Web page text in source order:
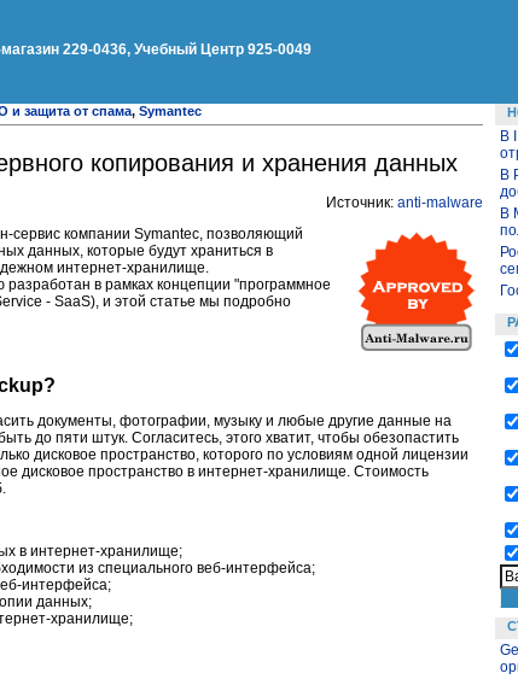
229-0436, Учебный Центр 925-0049
и защита от спама, Symantec
копирования и хранения данных
Источник: anti-malware
сервис компании Symantec, позволяющий
данных, которые будут храниться в
интернет-хранилище.
разработан в рамках концепции "программное
- SaaS), и этой статье мы подробно
документы, фотографии, музыку и любые другие данные на
до пяти штук. Согласитесь, этого хватит, чтобы обезопастить
дисковое пространство, которого по условиям одной лицензии
дисковое пространство в интернет-хранилище. Стоимость
в интернет-хранилище;
из специального веб-интерфейса;
интерфейса;
данных;
хранилище;
В
В
В